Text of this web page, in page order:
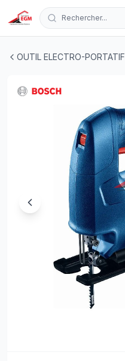
Rechercher...
OUTIL ELECTRO-PORTATIF